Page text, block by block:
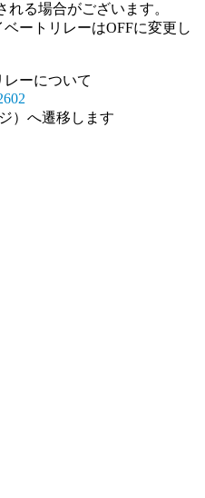
る場合がございます。
ートリレーはOFFに変更し
レーについて
）へ遷移します